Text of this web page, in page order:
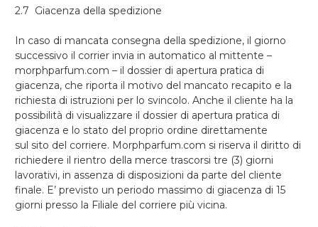
2.7 Giacenza della spedizione
In caso di mancata consegna della spedizione, il giorno
successivo il corrier invia in automatico al mittente –
morphparfum.com – il dossier di apertura pratica di
giacenza, che riporta il motivo del mancato recapito e la
richiesta di istruzioni per lo svincolo. Anche il cliente ha la
possibilità di visualizzare il dossier di apertura pratica di
giacenza e lo stato del proprio ordine direttamente
sul sito del corriere. Morphparfum.com si riserva il diritto di
richiedere il rientro della merce trascorsi tre (3) giorni
lavorativi, in assenza di disposizioni da parte del cliente
finale. E’ previsto un periodo massimo di giacenza di 15
giorni presso la Filiale del corriere più vicina.